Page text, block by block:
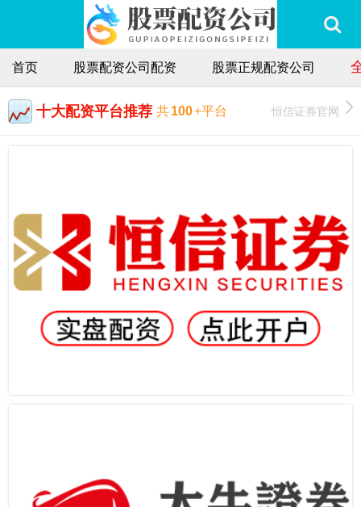
首页 股票配资公司配资 股票正规配资公司
十大配资平台推荐 共100+平台 恒信证券官网